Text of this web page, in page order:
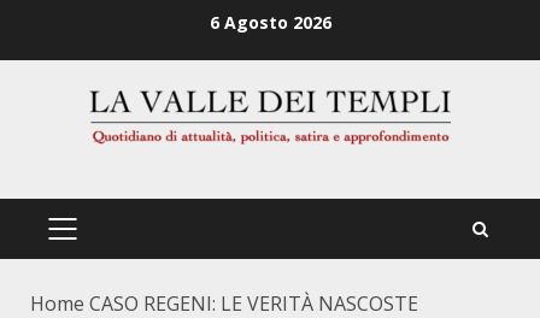
6 Agosto 2026
PRIMÄRES
Home CASO REGENI: LE VERITÀ NASCOSTE